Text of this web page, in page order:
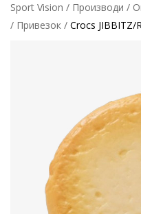
Sport Vision Производи
Привезок
Crocs JIBBITZ/